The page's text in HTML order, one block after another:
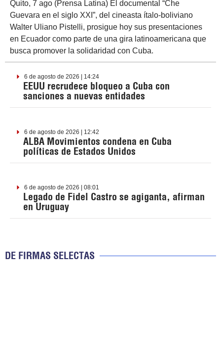
Quito, 7 ago (Prensa Latina) El documental “Che
Guevara en el siglo XXI”, del cineasta ítalo-boliviano
Walter Uliano Pistelli, prosigue hoy sus presentaciones
en Ecuador como parte de una gira latinoamericana que
busca promover la solidaridad con Cuba.
6 de agosto de 2026 | 14:24
EEUU recrudece bloqueo a Cuba con
sanciones a nuevas entidades
6 de agosto de 2026 | 12:42
ALBA Movimientos condena en Cuba
políticas de Estados Unidos
6 de agosto de 2026 | 08:01
Legado de Fidel Castro se agiganta, afirman
en Uruguay
DE FIRMAS SELECTAS